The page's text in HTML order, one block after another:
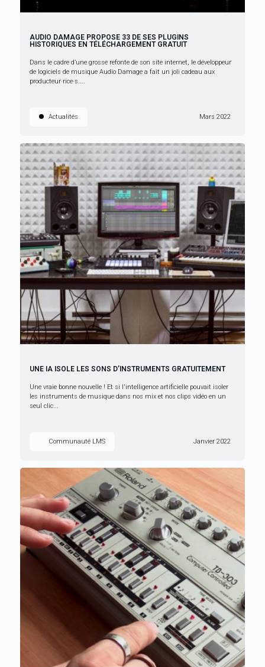
AUDIO DAMAGE PROPOSE 33 DE SES PLUGINS
HISTORIQUES EN TÉLÉCHARGEMENT GRATUIT
Dans le cadre d’une grosse refonte de son site internet, le développeur
de logiciels de musique Audio Damage a fait un joli cadeau aux
producteur·rice·s....
Actualités Mars 2022
UNE IA ISOLE LES SONS D’INSTRUMENTS GRATUITEMENT
Une vraie bonne nouvelle ! Et si l'intelligence artificielle pouvait isoler
les instruments de musique dans nos mix et nos clips vidéo en un
seul clic...
Communauté LMS Janvier 2022